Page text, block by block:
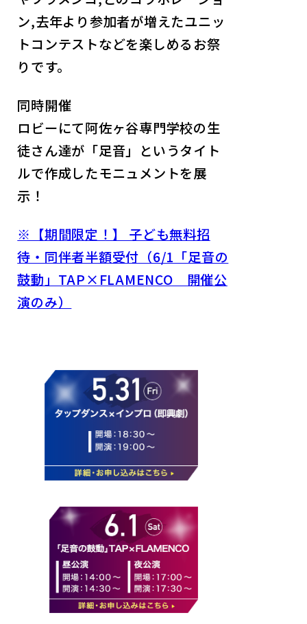
ン,去年より参加者が増えたユニッ
トコンテストなどを楽しめるお祭
りです。
同時開催
ロビーにて阿佐ヶ谷専門学校の生
徒さん達が「足音」というタイト
ルで作成したモニュメントを展
示！
※【期間限定！】 子ども無料招
待・同伴者半額受付（6/1「足音の
鼓動」TAP×FLAMENCO 開催公
演のみ）